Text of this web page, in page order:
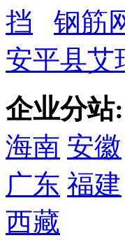
挡
钢筋
安平县艾
企业分站:
海南 安徽
广东 福建
西藏